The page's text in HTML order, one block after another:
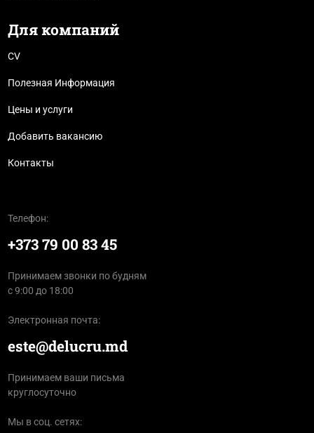
Для компаний
CV
Полезная Информация
Цены и услуги
Добавить вакансию
Контакты
Телефон:
+373 79 00 83 45
Принимаем звонки по будням
с 9:00 до 18:00
Электронная почта:
este@delucru.md
Принимаем ваши письма
круглосуточно
Мы в соц. сетях: